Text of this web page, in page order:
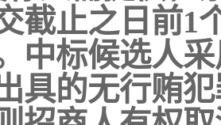
截止之日前1
中标候选人
具的无行贿